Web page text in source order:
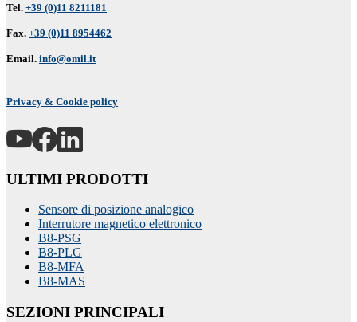
Tel. +39 (0)11 8211181
Fax. +39 (0)11 8954462
Email. info@omil.it
Privacy & Cookie policy
ULTIMI PRODOTTI
Sensore di posizione analogico
Interrutore magnetico elettronico
B8-PSG
B8-PLG
B8-MFA
B8-MAS
SEZIONI PRINCIPALI